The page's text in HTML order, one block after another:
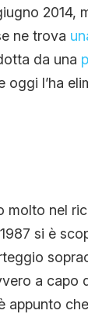
2014,
ne trova
da una
oggi l’ha
molto nel
si è
a capo
appunto